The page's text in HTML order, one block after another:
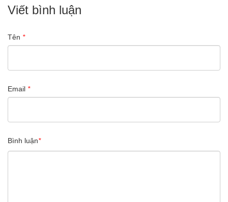
Viết bình luận
Tên *
Email *
Bình luận*